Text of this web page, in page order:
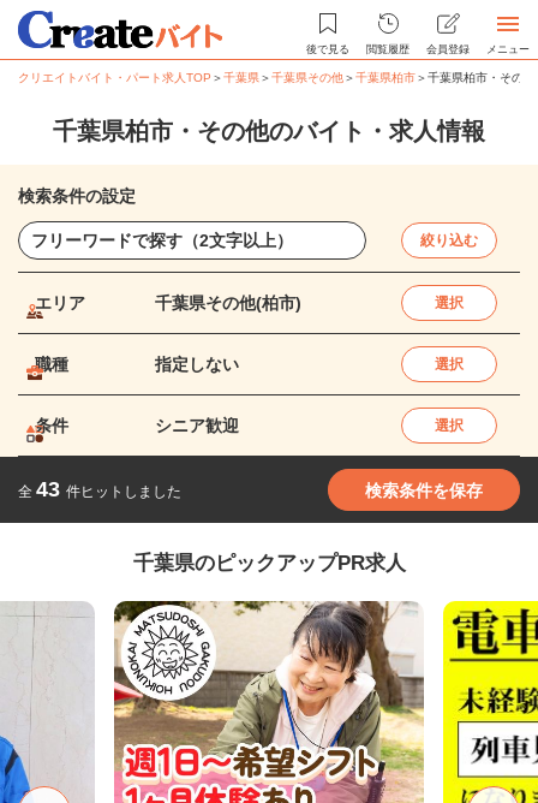
後で見る 閲覧履歴 会員登録 メニュー
クリエイトバイト・パート求人TOP ＞千葉県＞千葉県その他＞千葉県柏市＞千葉県柏市・その
千葉県柏市・その他のバイト・求人情報
検索条件の設定
絞り込む
エリア 千葉県その他(柏市) 選択
職種 指定しない 選択
条件 シニア歓迎 選択
全 43 件ヒットしました 検索条件を保存
千葉県のピックアップPR求人